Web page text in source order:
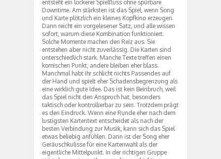
entsteht ein lockerer Spielfluss ohne spürbare
Downtime. Am stärksten ist das Spiel, wenn Song
und Karte plötzlich ein kleines Kopfkino erzeugen.
Dann reicht ein vorgelesener Satz, und alle wissen
sofort, warum diese Kombination funktioniert.
Solche Momente machen den Reiz aus. Sie
entstehen aber nicht zuverlässig. Die Karten sind
unterschiedlich stark. Manche Texte treffen einen
komischen Punkt, andere bleiben eher blass.
Manchmal habt ihr schlicht nichts Passendes auf
der Hand und spielt eher Schadensbegrenzung als
eine wirklich gute Idee. Das ist kein Beinbruch, weil
das Spiel nicht den Anspruch hat, besonders
taktisch oder kontrollierbar zu sein. Trotzdem prägt
es den Eindruck. Wenn eine Runde eher nach dem
lustigsten Kartentext entscheidet als nach der
besten Verbindung zur Musik, kann sich das Spiel
etwas beliebig anfühlen. Dann ist der Song eher
Geräuschkulisse für eine Kartenwahl als der
eigentliche Mittelpunkt. In der richtigen Gruppe